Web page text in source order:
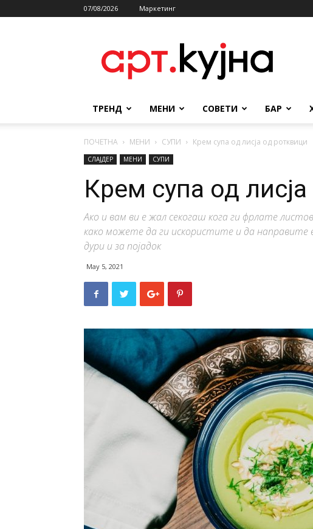
07/08/2026 Маркетинг
ТРЕНД МЕНИ СОВЕТИ БАР
ПОЧЕТНА МЕНИ СУПИ Крем супа од лисја од ротквици
СЛАЈДЕР МЕНИ СУПИ
Крем супа од
Ако и вам ви е жал секогаш кога ги фрлате
како можете да ги искористите и да направите
дури и за појадок
May 5, 2021